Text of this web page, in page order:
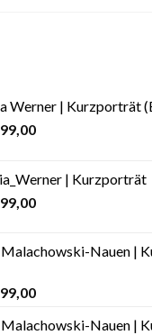
Werner | Kurzporträt
99,00
| Kurzporträt
99,00
Nauen |
99,00
Nauen |